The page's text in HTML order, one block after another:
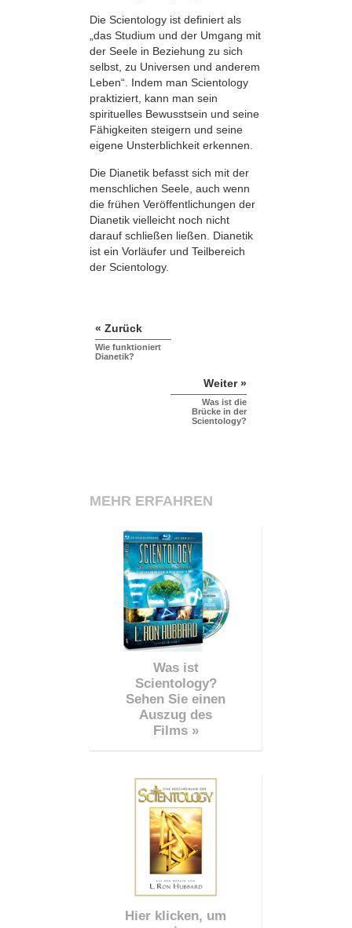
Die Scientology ist definiert als
„das Studium und der Umgang mit
der Seele in Beziehung zu sich
selbst, zu Universen und anderem
Leben“. Indem man Scientology
praktiziert, kann man sein
spirituelles Bewusstsein und seine
Fähigkeiten steigern und seine
eigene Unsterblichkeit erkennen.
Die Dianetik befasst sich mit der
menschlichen Seele, auch wenn
die frühen Veröffentlichungen der
Dianetik vielleicht noch nicht
darauf schließen ließen. Dianetik
ist ein Vorläufer und Teilbereich
der Scientology.
« Zurück
Wie funktioniert
Dianetik?
Weiter »
Was ist die
Brücke in der
Scientology?
MEHR ERFAHREN
Was ist
Scientology?
Sehen Sie einen
Auszug des
Films »
Hier klicken, um